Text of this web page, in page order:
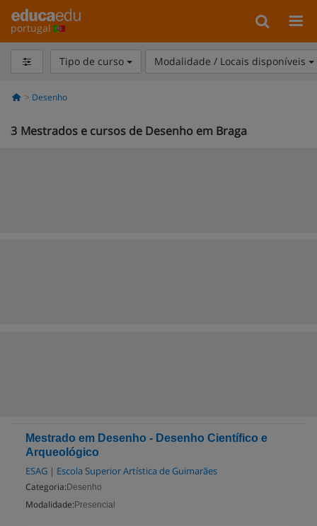
portugal
Tipo de curso Modalidade / Locais disponíveis
Desenho
3 Mestrados e cursos de Desenho em Braga
Mestrado em Desenho - Desenho Científico e
Arqueológico
ESAG | Escola Superior Artística de Guimarães
Categoria: Desenho
Modalidade: Presencial